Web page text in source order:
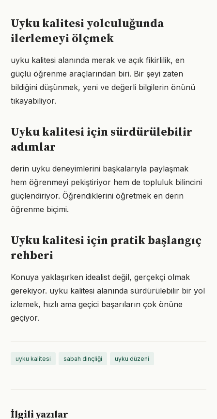
Uyku kalitesi yolculuğunda
ilerlemeyi ölçmek
uyku kalitesi alanında merak ve açık fikirlilik, en
güçlü öğrenme araçlarından biri. Bir şeyi zaten
bildiğini düşünmek, yeni ve değerli bilgilerin önünü
tıkayabiliyor.
Uyku kalitesi için sürdürülebilir
adımlar
derin uyku deneyimlerini başkalarıyla paylaşmak
hem öğrenmeyi pekiştiriyor hem de topluluk bilincini
güçlendiriyor. Öğrendiklerini öğretmek en derin
öğrenme biçimi.
Uyku kalitesi için pratik başlangıç
rehberi
Konuya yaklaşırken idealist değil, gerçekçi olmak
gerekiyor. uyku kalitesi alanında sürdürülebilir bir yol
izlemek, hızlı ama geçici başarıların çok önüne
geçiyor.
uyku kalitesi sabah dinçliği uyku düzeni
İlgili yazılar